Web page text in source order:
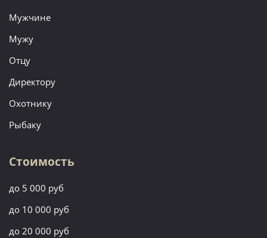
Мужчине
Мужу
Отцу
Директору
Охотнику
Рыбаку
Стоимость
до 5 000 руб
до 10 000 руб
до 20 000 руб